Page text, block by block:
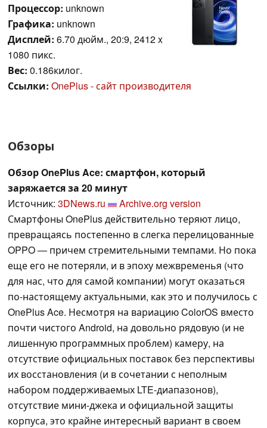
Процессор: unknown
Графика: unknown
Дисплей: 6.70 дюйм., 20:9, 2412 x
1080 пикс.
Вес: 0.186килог.
Ссылки: OnePlus - сайт производителя
Обзоры
Обзор OnePlus Ace: смартфон, который
заряжается за 20 минут
Источник: 3DNews.ru
Archive.org version
Смартфоны OnePlus действительно теряют лицо,
превращаясь постепенно в слегка перелицованные
OPPO — причем стремительными темпами. Но пока
еще его не потеряли, и в эпоху межвременья (что
для нас, что для самой компании) могут оказаться
по-настоящему актуальными, как это и получилось с
OnePlus Ace. Несмотря на вариацию ColorOS вместо
почти чистого Android, на довольно рядовую (и не
лишенную программных проблем) камеру, на
отсутствие официальных поставок без перспективы
их восстановления (и в сочетании с неполным
набором поддерживаемых LTE-диапазонов),
отсутствие мини-джека и официальной защиты
корпуса, это крайне интересный вариант в своем